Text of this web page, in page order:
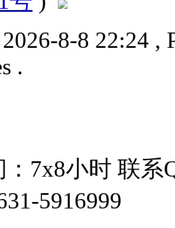
8-8 22:24 ,
.
7x8小时 联系
5916999